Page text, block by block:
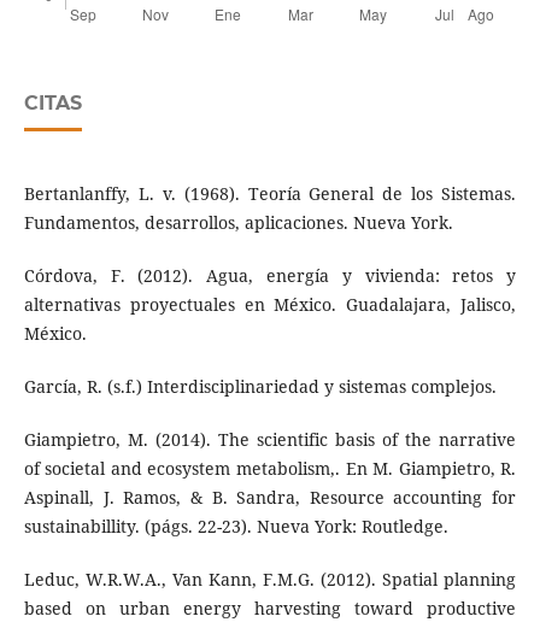
CITAS
Bertanlanffy, L. v. (1968). Teoría General de los Sistemas.
Fundamentos, desarrollos, aplicaciones. Nueva York.
Córdova, F. (2012). Agua, energía y vivienda: retos y
alternativas proyectuales en México. Guadalajara, Jalisco,
México.
García, R. (s.f.) Interdisciplinariedad y sistemas complejos.
Giampietro, M. (2014). The scientific basis of the narrative
of societal and ecosystem metabolism,. En M. Giampietro, R.
Aspinall, J. Ramos, & B. Sandra, Resource accounting for
sustainabillity. (págs. 22-23). Nueva York: Routledge.
Leduc, W.R.W.A., Van Kann, F.M.G. (2012). Spatial planning
based on urban energy harvesting toward productive